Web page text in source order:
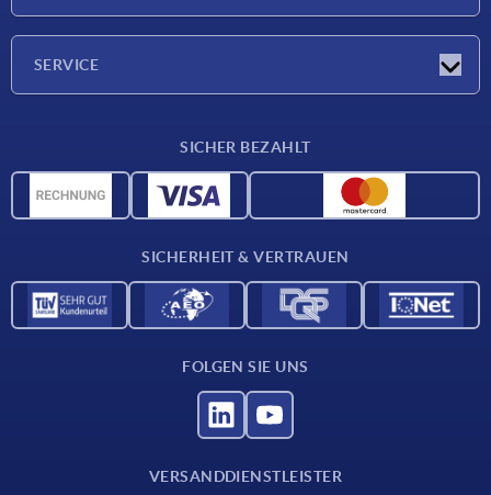
SERVICE
CAD-Daten
SICHER BEZAHLT
SICHERHEIT & VERTRAUEN
FOLGEN SIE UNS
VERSANDDIENSTLEISTER